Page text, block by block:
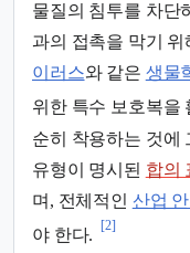
물질의 침투를 차단
과의 접촉을 막기 위
이러스와 같은 생물
위한 특수 보호복을
순히 착용하는 것에
유형이 명시된 합의
며, 전체적인 산업 안
야 한다.
[2]